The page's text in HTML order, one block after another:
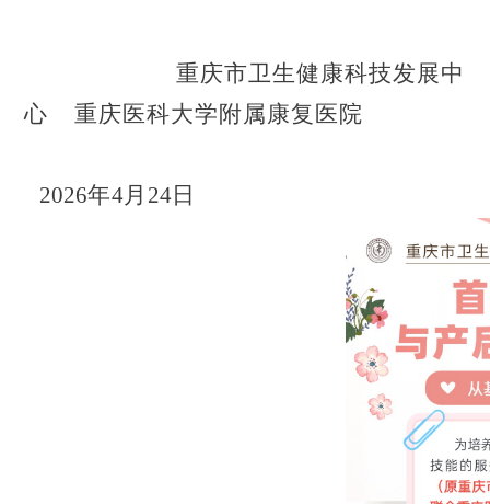
重庆市卫生健康科技发展中
心
重庆医科大学附属康复医院
2026年4月 24日